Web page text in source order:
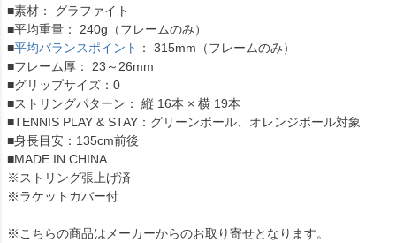
■素材： グラファイト
■平均重量： 240g（フレームのみ）
■平均バランスポイント ： 315mm（フレームのみ）
■フレーム厚： 23～26mm
■グリップサイズ：0
■ストリングパターン： 縦 16本 × 横 19本
■TENNIS PLAY & STAY：グリーンボール、オレンジボール対象
■身長目安：135cm前後
■MADE IN CHINA
※ストリング張上げ済
※ラケットカバー付
※こちらの商品はメーカーからのお取り寄せとなります。